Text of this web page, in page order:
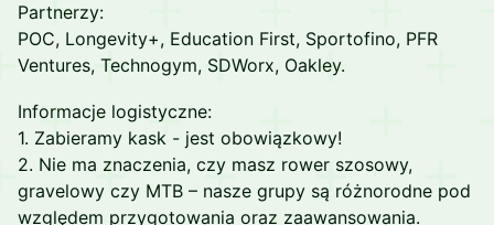
Partnerzy:
POC, Longevity+, Education First, Sportofino, PFR
Ventures, Technogym, SDWorx, Oakley.
Informacje logistyczne:
1. Zabieramy kask - jest obowiązkowy!
2. Nie ma znaczenia, czy masz rower szosowy,
gravelowy czy MTB – nasze grupy są różnorodne pod
względem przygotowania oraz zaawansowania.